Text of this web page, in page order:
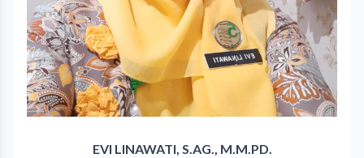
EVI LINAWATI, S.AG., M.M.PD.